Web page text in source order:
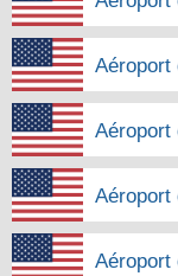
Aéroport
Aéroport
Aéroport
Aéroport